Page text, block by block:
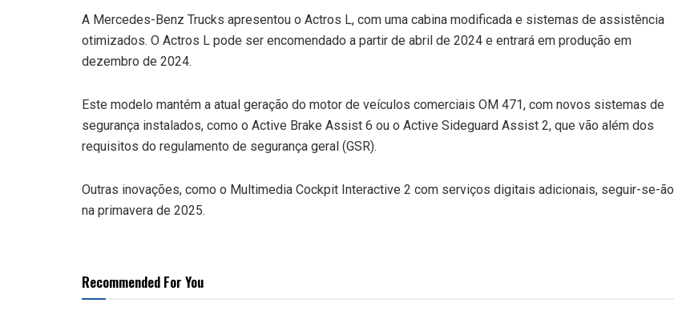
A Mercedes-Benz Trucks apresentou o Actros L, com uma cabina modificada e sistemas de assistência
otimizados. O Actros L pode ser encomendado a partir de abril de 2024 e entrará em produção em
dezembro de 2024.
Este modelo mantém a atual geração do motor de veículos comerciais OM 471, com novos sistemas de
segurança instalados, como o Active Brake Assist 6 ou o Active Sideguard Assist 2, que vão além dos
requisitos do regulamento de segurança geral (GSR).
Outras inovações, como o Multimedia Cockpit Interactive 2 com serviços digitais adicionais, seguir-se-ão
na primavera de 2025.
Recommended For You